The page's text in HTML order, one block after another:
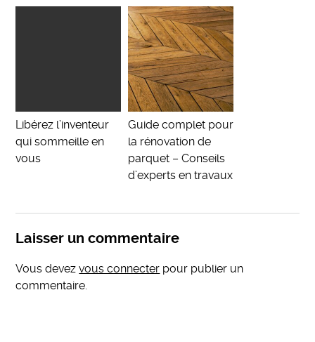
Libérez l’inventeur
qui sommeille en
vous
Guide complet pour
la rénovation de
parquet – Conseils
d’experts en travaux
Laisser un commentaire
Vous devezvous connecter pour publier un
commentaire.